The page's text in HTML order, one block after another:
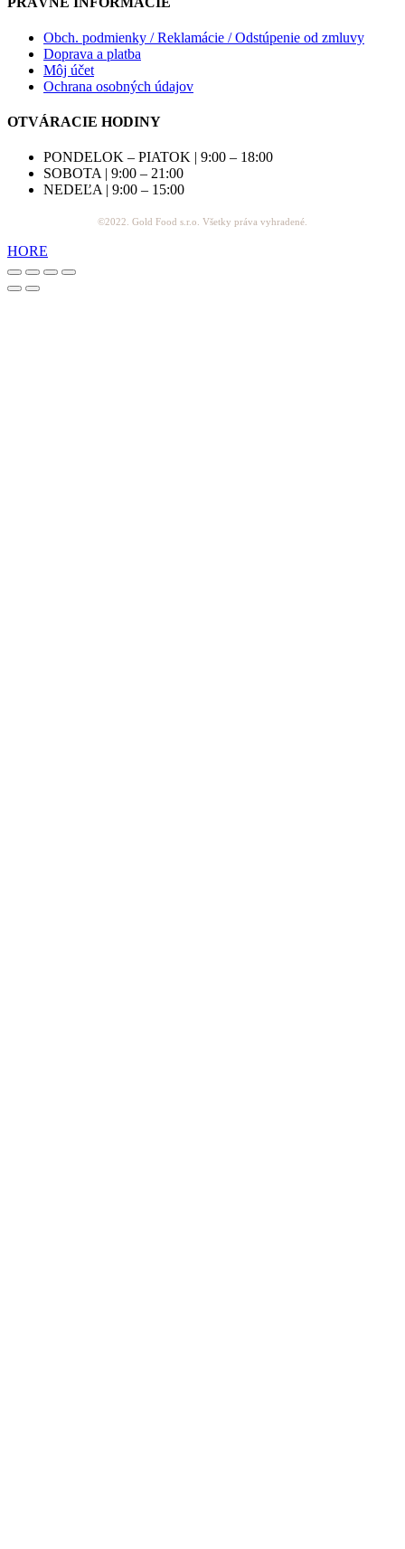
Obch. podmienky / Reklamácie / Odstúpenie od zmluvy
Doprava a platba
Môj účet
Ochrana osobných údajov
OTVÁRACIE HODINY
PONDELOK – PIATOK | 9:00 – 18:00
SOBOTA | 9:00 – 21:00
NEDEĽA | 9:00 – 15:00
©2022. Gold Food s.r.o. Všetky práva vyhradené.
HORE